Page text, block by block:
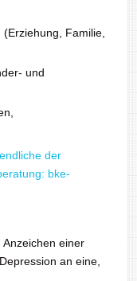
Familie,
und
der
bke-
einer
an eine,